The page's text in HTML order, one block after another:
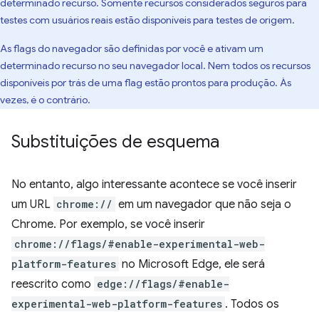
determinado recurso. Somente recursos considerados seguros para
testes com usuários reais estão disponíveis para testes de origem.
As flags do navegador são definidas por você e ativam um
determinado recurso no seu navegador local. Nem todos os recursos
disponíveis por trás de uma flag estão prontos para produção. Às
vezes, é o contrário.
Substituições de esquema
No entanto, algo interessante acontece se você inserir
um URL chrome:// em um navegador que não seja o
Chrome. Por exemplo, se você inserir
chrome://flags/#enable-experimental-web-
platform-features no Microsoft Edge, ele será
reescrito como edge://flags/#enable-
experimental-web-platform-features . Todos os